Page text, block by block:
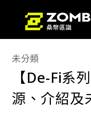
未分類
【De-Fi系
源、介紹及